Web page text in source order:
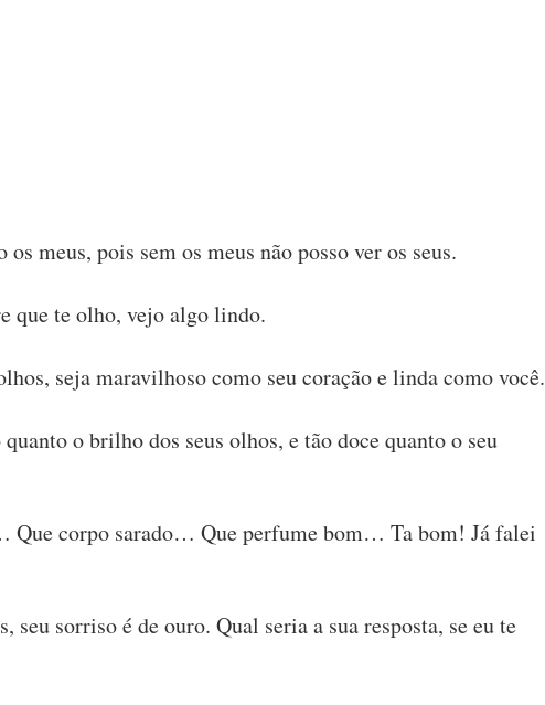
meus, pois sem os meus não posso ver os seus.
que te olho, vejo algo lindo.
seja maravilhoso como seu coração e linda como você.
o brilho dos seus olhos, e tão doce quanto o seu
Que corpo sarado… Que perfume bom… Ta bom! Já falei
seu sorriso é de ouro. Qual seria a sua resposta, se eu te